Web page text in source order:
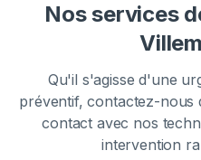
Nos services
Qu'il s'agisse d'une
préventif, contactez-nous
contact avec nos
intervention